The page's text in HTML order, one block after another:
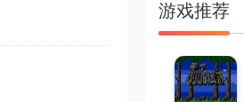
游戏推荐